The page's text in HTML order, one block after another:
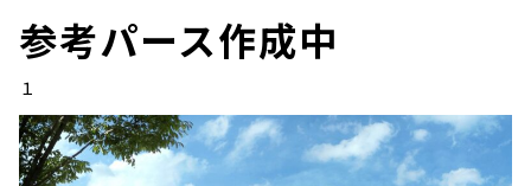
参考パース作成中
１